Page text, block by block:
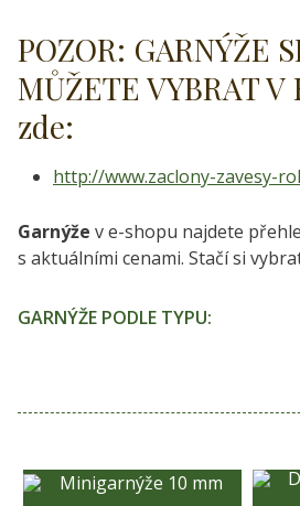
POZOR: GARNÝŽE
MŮŽETE VYBRAT V
zde:
http://www.zaclony-zavesy-
Garnýže v e-shopu najdete
s aktuálními cenami. Stačí si
GARNÝŽE PODLE TYPU: